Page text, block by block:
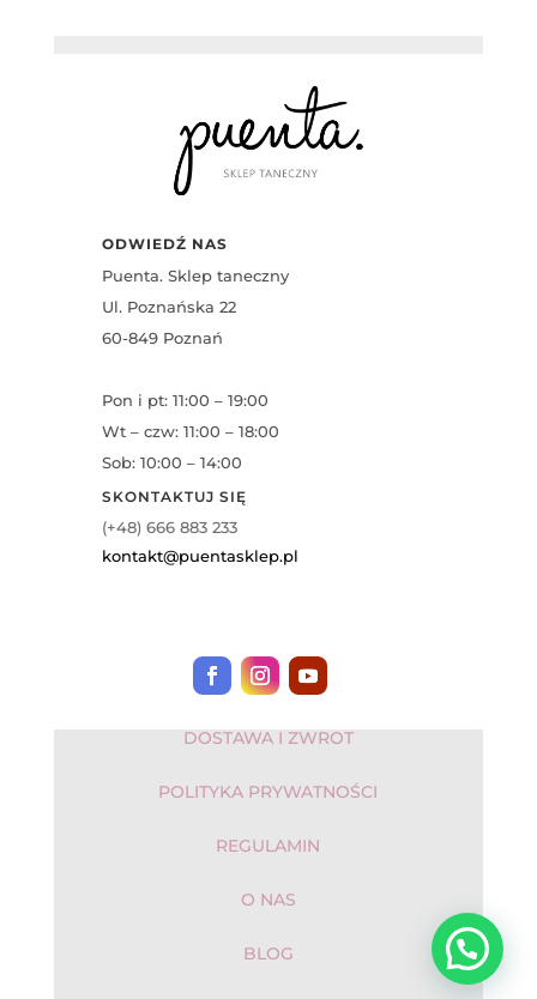
ODWIEDŹ NAS
Puenta. Sklep taneczny
Ul. Poznańska 22
60-849 Poznań
Pon i pt: 11:00 – 19:00
Wt – czw: 11:00 – 18:00
Sob: 10:00 – 14:00
SKONTAKTUJ SIĘ
(+48) 666 883 233
kontakt@puentasklep.pl
DOSTAWA I ZWROT
POLITYKA PRYWATNOŚCI
REGULAMIN
O NAS
BLOG